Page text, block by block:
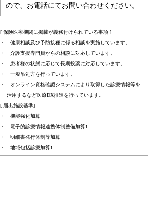
ので、お電話にてお問い合わせください。
[ 保険医療機関に掲載が義務付けられている事項 ]
・ 健康相談及び予防接種に係る相談を実施しています。
・ 介護支援専門員からの相談に対応しています。
・ 患者様の状態に応じて長期投薬に対応しています。
・ 一般吊処方を行っています。
・ オンライン資格確認システムにより取得した診療情報等を
活用するなど医療DX推進を行っています。
[ 届出施設基準]
・ 機能強化加算
・ 電子的診療情報連携体制整備加算1
・ 明細書発行体制等加算
・ 地域包括診療加算1